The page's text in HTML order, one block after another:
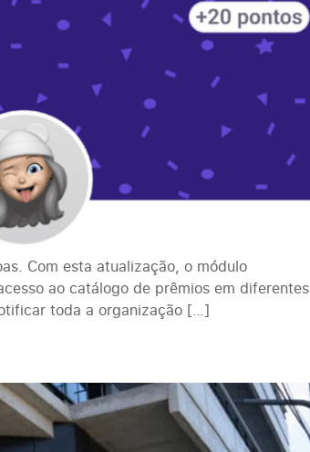
Com esta atualização, o módulo
ao catálogo de prêmios em diferentes
toda a organização […]